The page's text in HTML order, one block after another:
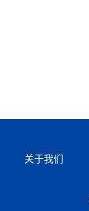
关于我们